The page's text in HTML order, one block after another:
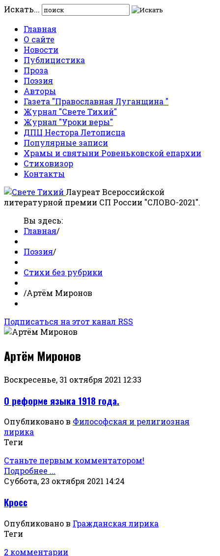
Искать...
Главная
О сайте
Новости
Публицистика
Проза
Поэзия
Авторы
Газета "Православная Луганщина "
Журнал "Свете Тихий"
Журнал "Уроки веры"
ДПЦ Нестора Летописца
Популярные записи
Храмы и святыни Ровеньковской епархии
Стиховизор
Контакты
Лауреат Всероссийской
литературной премии СП России "СЛОВО-2021".
Вы здесь:
Главная/
Поэзия/
Стихи без рубрики
/Артём Миронов
Подписаться на этот канал RSS
Артём Миронов
Воскресенье, 31 октября 2021 12:33
О реформе языка 1918 года.
Опубликовано в Философская и религиозная
лирика
Теги
Станьте первым комментатором!
Подробнее ...
Суббота, 23 октября 2021 14:24
Кросс
Опубликовано в Гражданская лирика
Теги
2 комментарии